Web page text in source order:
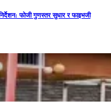
फोजी गुणस्तर सुधार र फाइभजी